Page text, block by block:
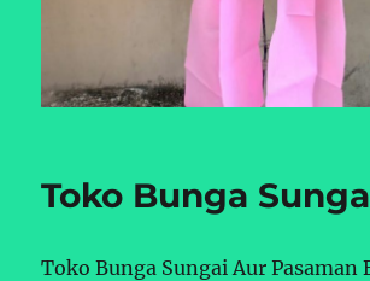
Toko Bunga
Toko Bunga Sungai Aur Pasaman